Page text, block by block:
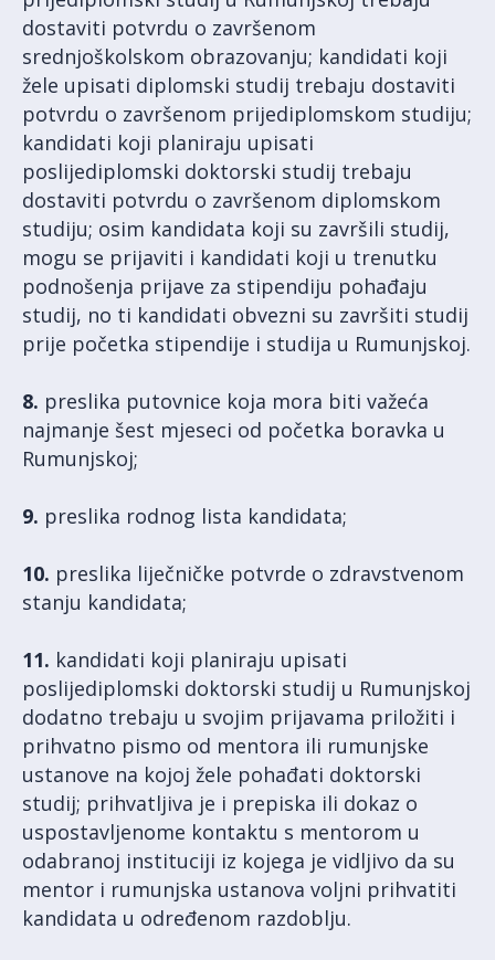
dostaviti potvrdu o završenom
srednjoškolskom obrazovanju; kandidati koji
žele upisati diplomski studij trebaju dostaviti
potvrdu o završenom prijediplomskom studiju;
kandidati koji planiraju upisati
poslijediplomski doktorski studij trebaju
dostaviti potvrdu o završenom diplomskom
studiju; osim kandidata koji su završili studij,
mogu se prijaviti i kandidati koji u trenutku
podnošenja prijave za stipendiju pohađaju
studij, no ti kandidati obvezni su završiti studij
prije početka stipendije i studija u Rumunjskoj.
8. preslika putovnice koja mora biti važeća
najmanje šest mjeseci od početka boravka u
Rumunjskoj;
9. preslika rodnog lista kandidata;
10. preslika liječničke potvrde o zdravstvenom
stanju kandidata;
11. kandidati koji planiraju upisati
poslijediplomski doktorski studij u Rumunjskoj
dodatno trebaju u svojim prijavama priložiti i
prihvatno pismo od mentora ili rumunjske
ustanove na kojoj žele pohađati doktorski
studij; prihvatljiva je i prepiska ili dokaz o
uspostavljenome kontaktu s mentorom u
odabranoj instituciji iz kojega je vidljivo da su
mentor i rumunjska ustanova voljni prihvatiti
kandidata u određenom razdoblju.